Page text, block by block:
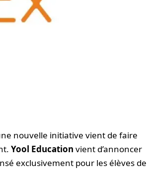
nouvelle initiative vient de faire
Yool Education vient d’annoncer
exclusivement pour les élèves de